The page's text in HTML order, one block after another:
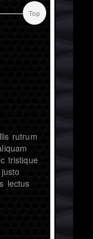
Top
rutrum
tristique
lectus